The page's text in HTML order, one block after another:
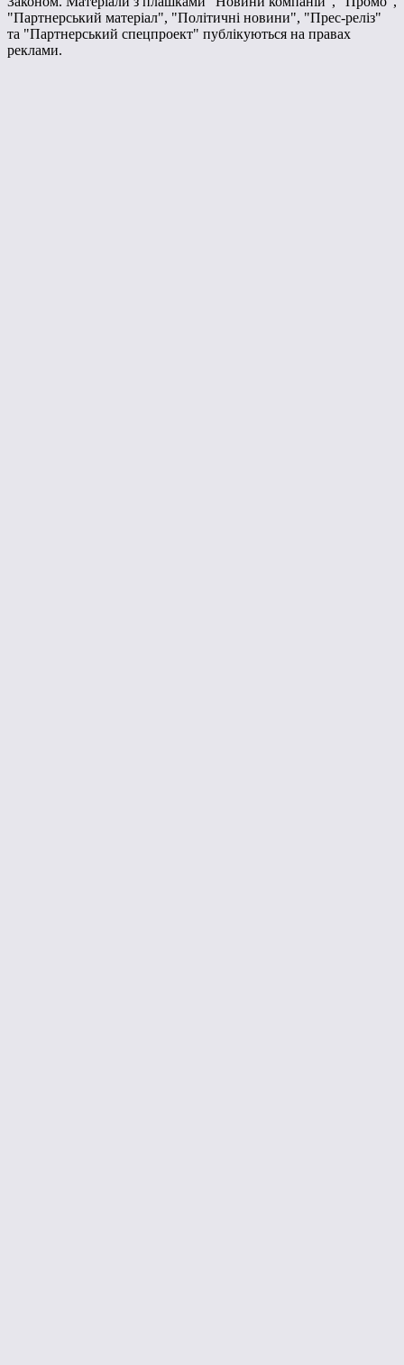
"Партнерський матеріал", "Політичні новини", "Прес-реліз"
та "Партнерський спецпроект" публікуються на правах
реклами.